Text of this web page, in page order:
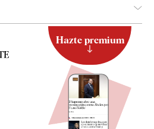
Hazte premium